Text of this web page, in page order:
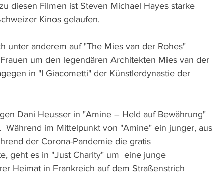
diesen Filmen ist Steven Michael Hayes starke
Kinos gelaufen.
unter anderem auf "The Mies van der Rohes"
um den legendären Architekten Mies van der
in "I Giacometti" der Künstlerdynastie der
Dani Heusser in "Amine – Held auf Bewährung"
Während im Mittelpunkt von "Amine" ein junger, aus
der Corona-Pandemie die gratis
geht es in "Just Charity" um  eine junge
Heimat in Frankreich auf dem Straßenstrich